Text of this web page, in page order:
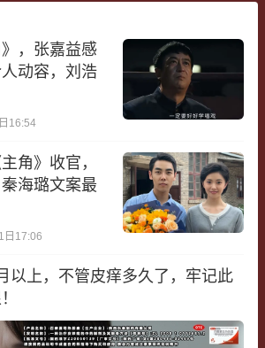
，张嘉益感
动容，刘浩
16:54
角》收官，
海璐文案最
日17:06
以上，不管皮痒多久了，牢记此